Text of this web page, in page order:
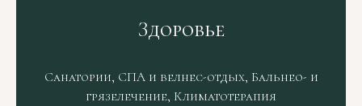
Здоровье
Санатории, СПА и велнес-отдых, Бальнео- и
грязелечение, Климатотерапия